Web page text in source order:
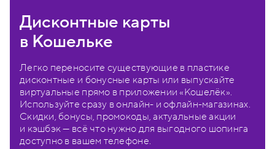
Дисконтные карты
в Кошельке
Легко переносите существующие в пластике
дисконтные и бонусные карты или выпускайте
виртуальные прямо в приложении «Кошелёк».
Используйте сразу в онлайн- и офлайн-магазинах.
Скидки, бонусы, промокоды, актуальные акции
и кэшбэк — всё что нужно для выгодного шопинга
доступно в вашем телефоне.